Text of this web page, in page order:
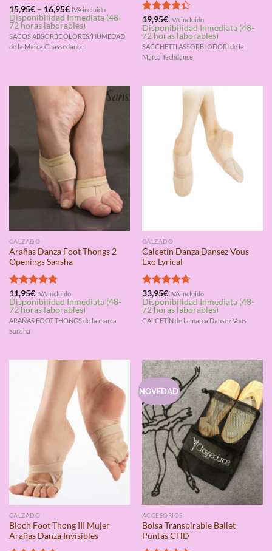
Valorado
con4.33
de 5
15,95€– 16,95€ IVA incluido
Disponibilidad Inmediata (48-
72 horas laborables)
SACOS ABSORBE OLORES/HUMEDAD
de la Marca Chassedance
Valorado
con4.33
de 5
19,95€ IVA incluido
Disponibilidad Inmediata (48-
72 horas laborables)
SACCHETTI ASSORBI ODORI de la
Marca Techdance
CALZADO
Arañas Danza Foot Thongs 2
Openings Sansha
Valorado
con4.75
de 5
11,95€ IVA incluido
Disponibilidad Inmediata (48-
72 horas laborables)
ARAÑAS FOOT THONGS de la marca
Sansha
CALZADO
Calcetín Danza Dansez Vous
Exo Lyrical
Valorado
con4.67
de 5
33,95€ IVA incluido
Disponibilidad Inmediata (48-
72 horas laborables)
CALCETÍN de la marca Dansez Vous
CALZADO
Bloch Foot Thong III Mujer
Arañas Danza Invisibles
NOVEDAD
ACCESORIOS
Bolsa Transpirable Ballet
Puntas CHD